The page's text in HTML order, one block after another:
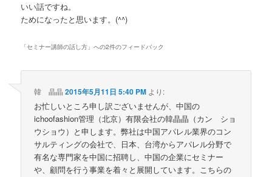
いい話ですね。
ためになったと思います。(^^)
「セミナー講師の話し方 」への2件のフィードバック
韓 晶晶 2015年5月11日 5:40 PM より:
お忙しいところ申し訳ございませんが、中国の
ichoofashion管理（北京）有限会社の韓晶晶（カン ショ
ウショウ）と申します。弊社は中国アパレル業界のコン
サルティングの会社で、日本、台湾からアパレル分野で
有名な専門家を中国に招聘し、中国の企業にセミナー
や、顧問を行う事業を着々と展開しています。こちらの